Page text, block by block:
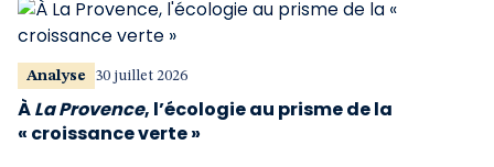
Analyse 30 juillet 2026
ÀLa Provence, l’écologie au prisme de la
« croissance verte »